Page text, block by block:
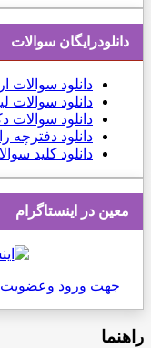
دانلودرایگان سوالات
دانلود سوالات
دانلود
دانلود
دانلود دفترچه
دانلود کلید
معین در اینستاگرام
جهت ورود وعضویت
راهنما